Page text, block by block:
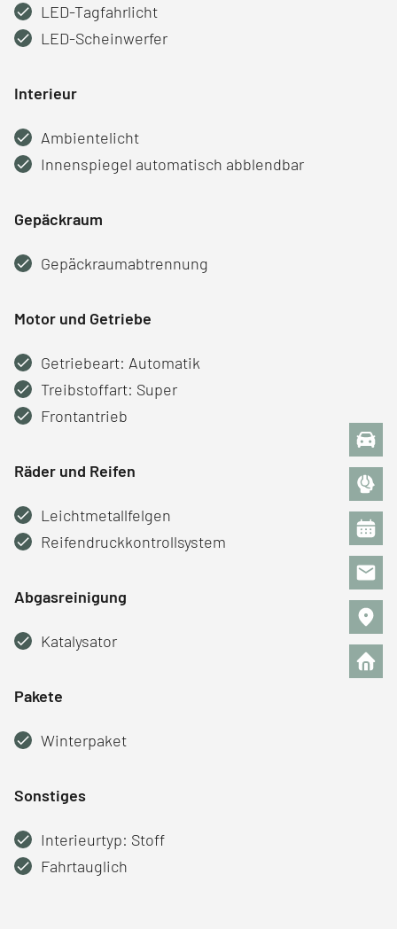
LED-Tagfahrlicht
LED-Scheinwerfer
Interieur
Ambientelicht
Innenspiegel automatisch abblendbar
Gepäckraum
Gepäckraumabtrennung
Motor und Getriebe
Getriebeart: Automatik
Treibstoffart: Super
Frontantrieb
Räder und Reifen
Leichtmetallfelgen
Reifendruckkontrollsystem
Abgasreinigung
Katalysator
Pakete
Winterpaket
Sonstiges
Interieurtyp: Stoff
Fahrtauglich